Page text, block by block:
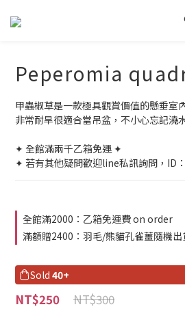
Peperomia
甲蟲椒草是一款極具觀賞價值的懸垂室
非常耐旱很適合當吊盆，不小心忘記澆
✦ 全館滿兩千乙箱免運 ✦
✦ 若有其他疑問歡迎line私訊詢問，ID
全館滿2000：乙箱免運費 on order
滿額贈2400：羽毛/熊貓孔雀薑隨機
Sold 40+
NT$300
NT$250